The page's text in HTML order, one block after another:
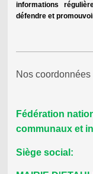
informations
défendre et
Nos coordonnées
Fédération
communaux et
Siège social: